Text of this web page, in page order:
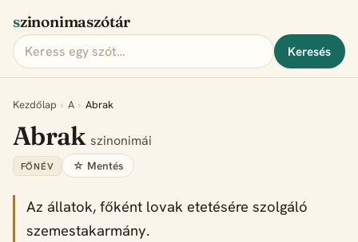
szinonimaszótár
Keresés
Kezdőlap › A › Abrak
Abrakszinonimái
FŐNÉV ☆ Mentés
Az állatok, főként lovak etetésére szolgáló
szemestakarmány.